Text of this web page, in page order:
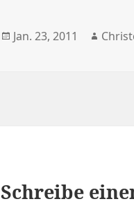
Veröffentlicht
Jan. 23, 2011 Autor
Schreibe